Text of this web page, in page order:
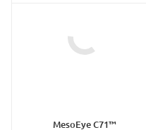
MesoEye C71™